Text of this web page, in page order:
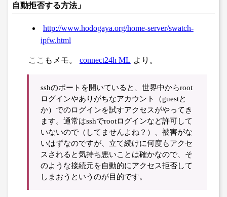
自動拒否する方法」
http://www.hodogaya.org/home-server/swatch-
ipfw.html
ここもメモ。 connect24h ML より。
sshのポートを開いていると、世界中からroot
ログインやありがちなアカウント（guestと
か）でのログインを試すアクセスがやってき
ます。通常はsshでrootログインなど許可して
いないので（してませんよね？）、被害がな
いはずなのですが、立て続けに何度もアクセ
スされると気持ち悪いことは確かなので、そ
のような接続元を自動的にアクセス拒否して
しまおうというのが目的です。